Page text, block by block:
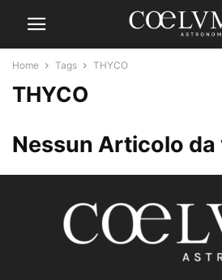
Home Tags THYCO
THYCO
Nessun Articolo